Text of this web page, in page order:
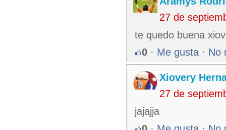
27 de
te quedo buena
0 · Me gusta · No
Xiovery
27 de
jajajja